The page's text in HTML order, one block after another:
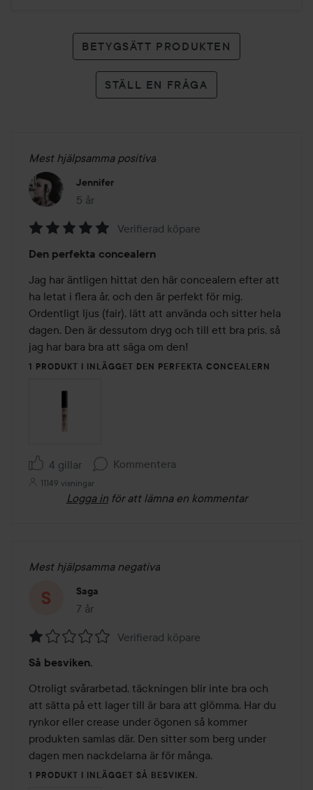
BETYGSÄTT PRODUKTEN
STÄLL EN FRÅGA
Mest hjälpsamma positiva
Jennifer
5 år
Inlägget skapades 5 år
5
av
5
Verifierad köpare
Den perfekta concealern
Jag har äntligen hittat den här concealern efter att
ha letat i flera år, och den är perfekt för mig.
Ordentligt ljus (fair), lätt att använda och sitter hela
dagen. Den är dessutom dryg och till ett bra pris, så
jag har bara bra att säga om den!
1 PRODUKT I INLÄGGET DEN PERFEKTA CONCEALERN
4 gillar Kommentera
11149 visningar
Logga in för att lämna en kommentar
Mest hjälpsamma negativa
Saga
7 år
Inlägget skapades 7 år
1
av
5
Verifierad köpare
Så besviken.
Otroligt svårarbetad, täckningen blir inte bra och
att sätta på ett lager till är bara att glömma. Har du
rynkor eller crease under ögonen så kommer
produkten samlas där. Den sitter som berg under
dagen men nackdelarna är för många.
1 PRODUKT I INLÄGGET SÅ BESVIKEN.